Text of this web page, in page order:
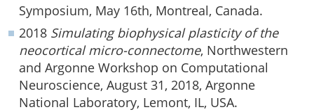
Symposium, May 16th, Montreal, Canada.
2018 Simulating biophysical plasticity of the
neocortical micro-connectome, Northwestern
and Argonne Workshop on Computational
Neuroscience, August 31, 2018, Argonne
National Laboratory, Lemont, IL, USA.